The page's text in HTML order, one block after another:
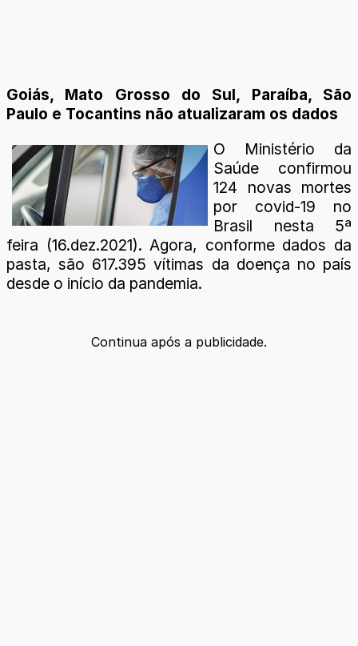
Goiás, Mato Grosso do Sul, Paraíba, São
Paulo e Tocantins não atualizaram os dados
O Ministério da
Saúde confirmou
124 novas mortes
por covid-19 no
Brasil nesta 5ª
feira (16.dez.2021). Agora, conforme dados da
pasta, são 617.395 vítimas da doença no país
desde o início da pandemia.
Continua após a publicidade.